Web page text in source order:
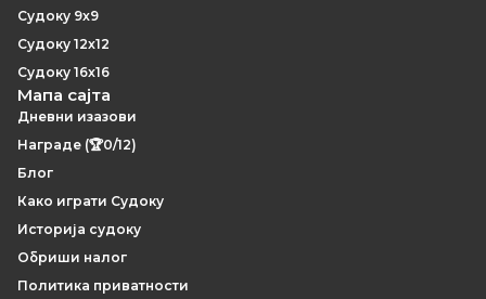
Судоку 9x9
Судоку 12x12
Судоку 16x16
Мапа сајта
Дневни изазови
Награде (🏆0/12)
Блог
Како играти Судоку
Историја судоку
Обриши налог
Политика приватности